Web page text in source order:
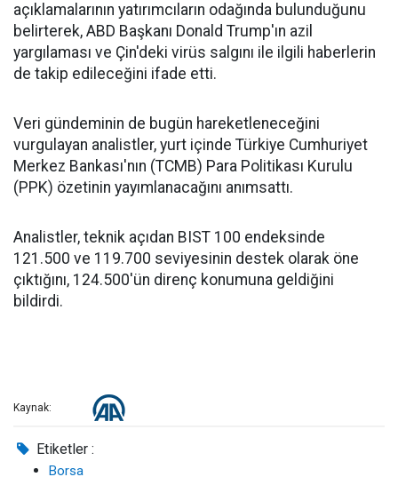
açıklamalarının yatırımcıların odağında bulunduğunu
belirterek, ABD Başkanı Donald Trump'ın azil
yargılaması ve Çin'deki virüs salgını ile ilgili haberlerin
de takip edileceğini ifade etti.
Veri gündeminin de bugün hareketleneceğini
vurgulayan analistler, yurt içinde Türkiye Cumhuriyet
Merkez Bankası'nın (TCMB) Para Politikası Kurulu
(PPK) özetinin yayımlanacağını anımsattı.
Analistler, teknik açıdan BIST 100 endeksinde
121.500 ve 119.700 seviyesinin destek olarak öne
çıktığını, 124.500'ün direnç konumuna geldiğini
bildirdi.
Kaynak:
Etiketler :
Borsa